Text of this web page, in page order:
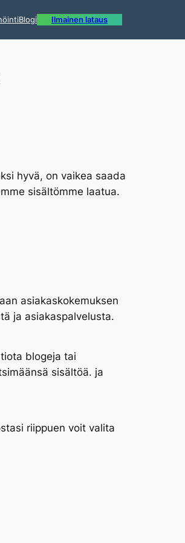
Blogi Ilmainen lataus
hyvä, on vaikea saada
sisältömme laatua.
asiakaskokemuksen
ja asiakaspalvelusta.
blogeja tai
sisältöä. ja
riippuen voit valita